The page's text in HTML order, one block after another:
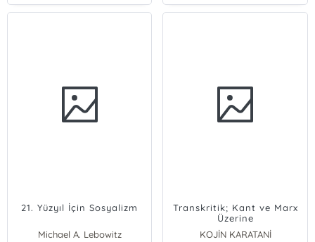
21. Yüzyıl İçin Sosyalizm
Michael A. Lebowitz
Transkritik; Kant ve Marx
Üzerine
KOJİN KARATANİ